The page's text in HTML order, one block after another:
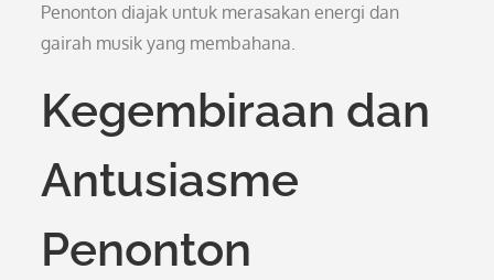
Penonton diajak untuk merasakan energi dan
gairah musik yang membahana.
Kegembiraan dan
Antusiasme
Penonton